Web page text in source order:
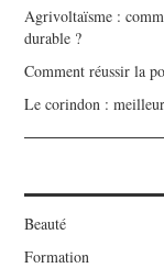
Agrivoltaïsme :
durable ?
Comment réussir la
Le corindon :
Beauté
Formation